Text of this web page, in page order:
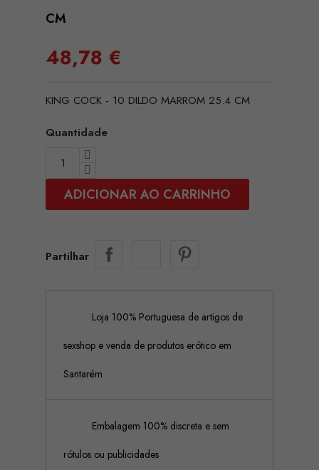
CM
48,78 €
KING COCK - 10 DILDO MARROM 25.4 CM
Quantidade
ADICIONAR AO CARRINHO
Partilhar
Loja 100% Portuguesa de artigos de
sexshop e venda de produtos erótico em
Santarém
Embalagem 100% discreta e sem
rótulos ou publicidades